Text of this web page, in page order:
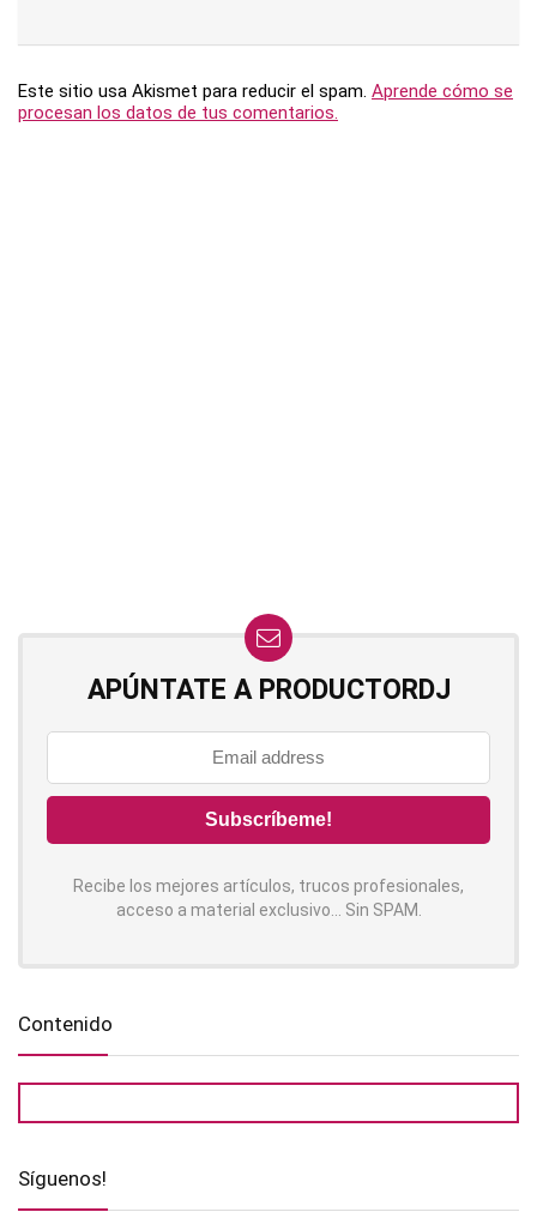
Este sitio usa Akismet para reducir el spam. Aprende cómo se
procesan los datos de tus comentarios.
APÚNTATE A PRODUCTORDJ
Recibe los mejores artículos, trucos profesionales,
acceso a material exclusivo... Sin SPAM.
Contenido
Síguenos!